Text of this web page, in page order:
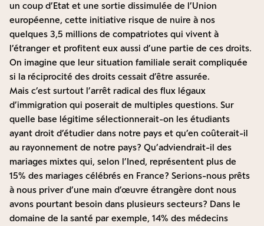
un coup d’Etat et une sortie dissimulée de l’Union
européenne, cette initiative risque de nuire à nos
quelques 3,5 millions de compatriotes qui vivent à
l’étranger et profitent eux aussi d’une partie de ces droits.
On imagine que leur situation familiale serait compliquée
si la réciprocité des droits cessait d’être assurée.
Mais c’est surtout l’arrêt radical des flux légaux
d’immigration qui poserait de multiples questions. Sur
quelle base légitime sélectionnerait-on les étudiants
ayant droit d’étudier dans notre pays et qu’en coûterait-il
au rayonnement de notre pays ? Qu’adviendrait-il des
mariages mixtes qui, selon l’Ined, représentent plus de
15% des mariages célébrés en France ? Serions-nous prêts
à nous priver d’une main d’œuvre étrangère dont nous
avons pourtant besoin dans plusieurs secteurs ? Dans le
domaine de la santé par exemple, 14% des médecins